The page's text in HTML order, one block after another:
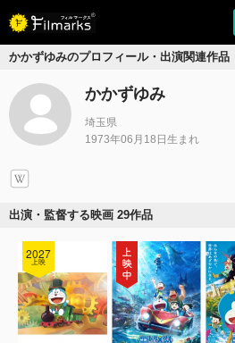
かかずゆみのプロフィール・出演関連作品
かかずゆみ
埼玉県
1973年06月18日生まれ
出演・監督する映画 29作品
2027
上映